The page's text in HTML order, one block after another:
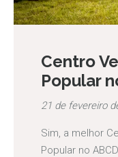
Centro
Popular
21 de fevereiro
Sim, a melhor
Popular no